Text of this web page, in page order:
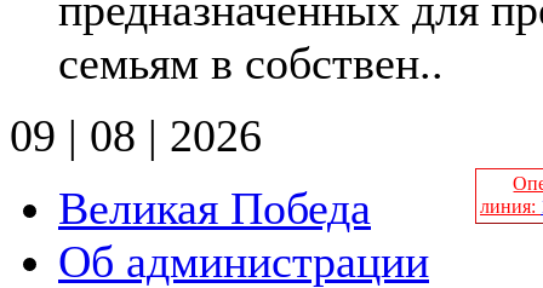
семьям в собствен..
09 | 08 | 2026
Великая Победа
Об администрации
линия: